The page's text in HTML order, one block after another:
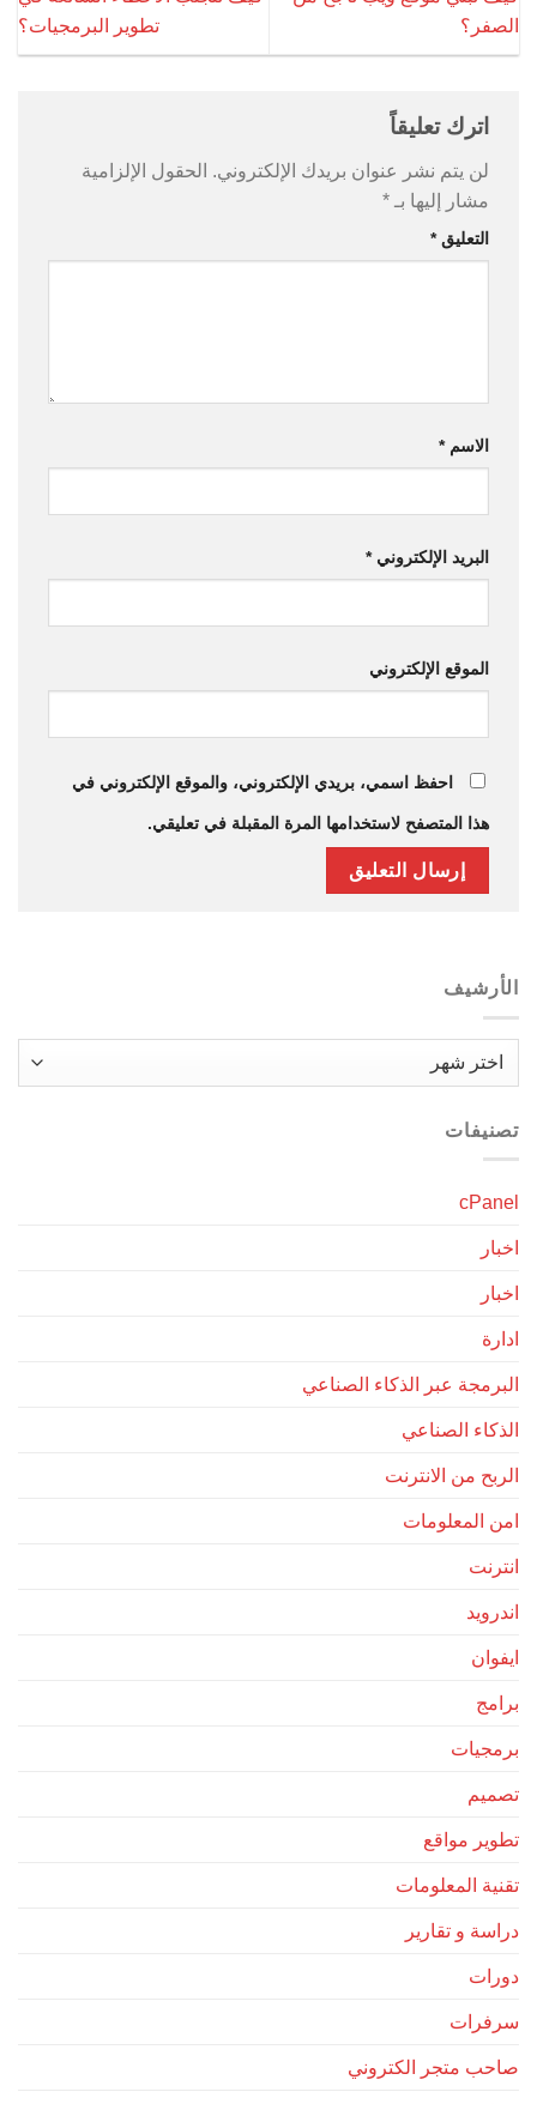
الصفر؟
تطوير البرمجيات؟
اترك تعليقاً
لن يتم نشر عنوان بريدك الإلكتروني. الحقول الإلزامية
مشار إليها بـ *
التعليق*
الاسم*
البريد الإلكتروني*
الموقع الإلكتروني
احفظ اسمي، بريدي الإلكتروني، والموقع الإلكتروني في
هذا المتصفح لاستخدامها المرة المقبلة في تعليقي.
الأرشيف
الأرشيف
تصنيفات
cPanel
اخبار
اخبار
ادارة
البرمجة عبر الذكاء الصناعي
الذكاء الصناعي
الربح من الانترنت
امن المعلومات
انترنت
اندرويد
ايفوان
برامج
برمجيات
تصميم
تطوير مواقع
تقنية المعلومات
دراسة و تقارير
دورات
سرفرات
صاحب متجر الكتروني